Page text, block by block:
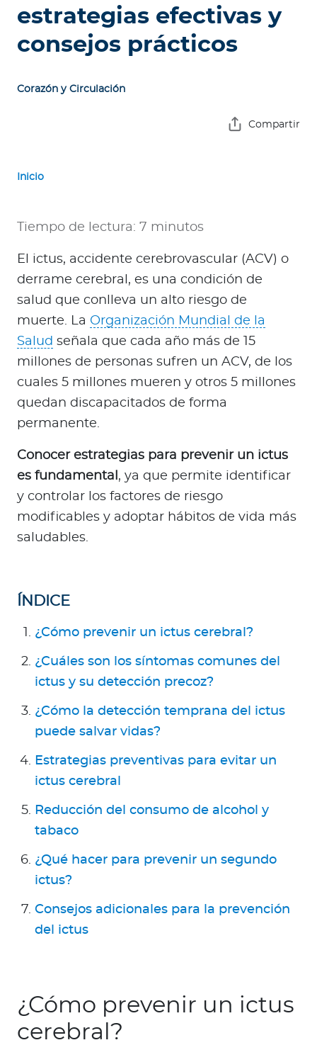
A
d
Para Agentes
Contáctanos
estrategias efectivas y
consejos prácticos
Corazón y Circulación
Compartir
Inicio
Tiempo de lectura: 7 minutos
El ictus, accidente cerebrovascular (ACV) o
derrame cerebral, es una condición de
salud que conlleva un alto riesgo de
muerte. La Organización Mundial de la
Salud señala que cada año más de 15
millones de personas sufren un ACV, de los
cuales 5 millones mueren y otros 5 millones
quedan discapacitados de forma
permanente.
Conocer estrategias para prevenir un ictus
es fundamental , ya que permite identificar
y controlar los factores de riesgo
modificables y adoptar hábitos de vida más
saludables.
ÍNDICE
¿Cómo prevenir un ictus cerebral?
¿Cuáles son los síntomas comunes del
ictus y su detección precoz?
¿Cómo la detección temprana del ictus
puede salvar vidas?
Estrategias preventivas para evitar un
ictus cerebral
Reducción del consumo de alcohol y
tabaco
¿Qué hacer para prevenir un segundo
ictus?
Consejos adicionales para la prevención
del ictus
¿Cómo prevenir un ictus
cerebral?